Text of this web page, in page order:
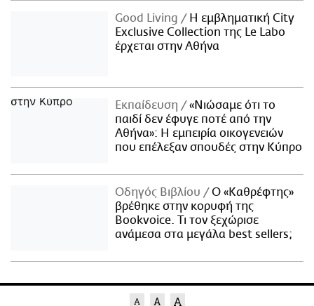
Good Living
Η εμβληματική City
Exclusive Collection της Le Labo
έρχεται στην Αθήνα
Εκπαίδευση
«Νιώσαμε ότι το
παιδί δεν έφυγε ποτέ από την
Αθήνα»: Η εμπειρία οικογενειών
που επέλεξαν σπουδές στην Κύπρο
Οδηγός Βιβλίου
Ο «Καθρέφτης»
βρέθηκε στην κορυφή της
Bookvoice. Τι τον ξεχώρισε
ανάμεσα στα μεγάλα best sellers;